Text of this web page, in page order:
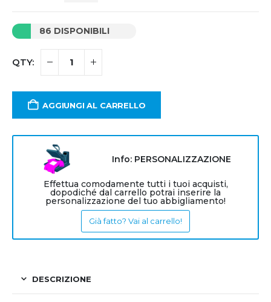
86 DISPONIBILI
AGGIUNGI AL CARRELLO
Info: PERSONALIZZAZIONE
Effettua comodamente tutti i tuoi acquisti,
dopodiché dal carrello potrai inserire la
personalizzazione del tuo abbigliamento!
Già fatto? Vai al carrello!
DESCRIZIONE